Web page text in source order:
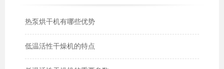
热泵烘干机有哪些优势
低温活性干燥机的特点